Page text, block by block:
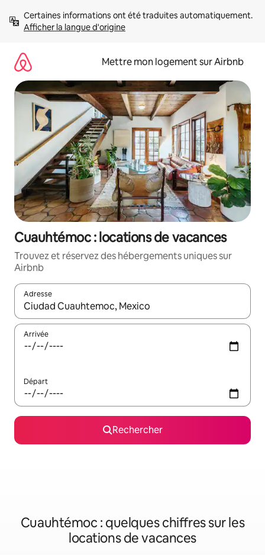
directement
Afficher la langue d'origine
Mettre mon logement sur Airbnb
Cuauhtémoc : locations de vacances
Trouvez et réservez des hébergements uniques sur
Airbnb
Adresse
Lorsque les résultats s'affichent, utilisez les flèches vers le
Arrivée
Départ
Rechercher
Cuauhtémoc : quelques chiffres sur les
locations de vacances